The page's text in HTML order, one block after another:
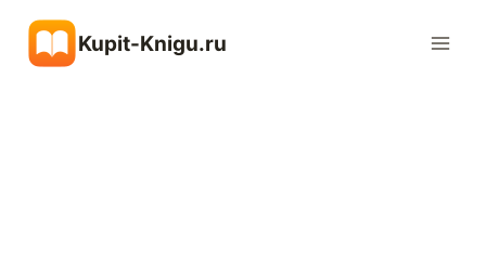
содержимому
Kupit-Knigu.ru